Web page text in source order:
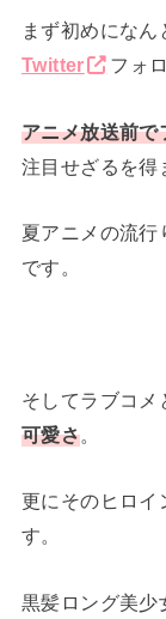
まず初めになん
Twitter
フォ
アニメ放送前で
注目せざるを得
夏アニメの流行
です。
そしてラブコメ
可愛さ。
更にそのヒロイ
す。
黒髪ロング美少